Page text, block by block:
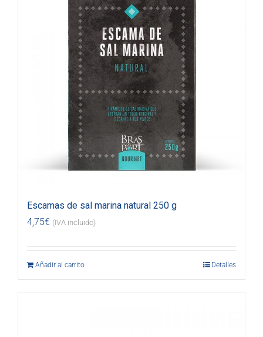
Escamas de sal marina natural 250 g
4,75€ (IVA incluido)
Añadir al carrito Detalles